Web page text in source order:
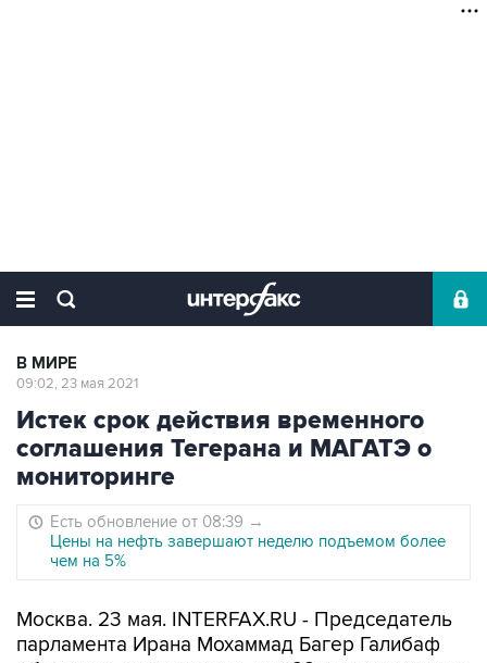
В МИРЕ
09:02, 23 мая 2021
Истек срок действия временного
соглашения Тегерана и МАГАТЭ о
мониторинге
Есть обновление от 08:39 →
Цены на нефть завершают неделю подъемом более
чем на 5%
Москва. 23 мая. INTERFAX.RU - Председатель
парламента Ирана Мохаммад Багер Галибаф